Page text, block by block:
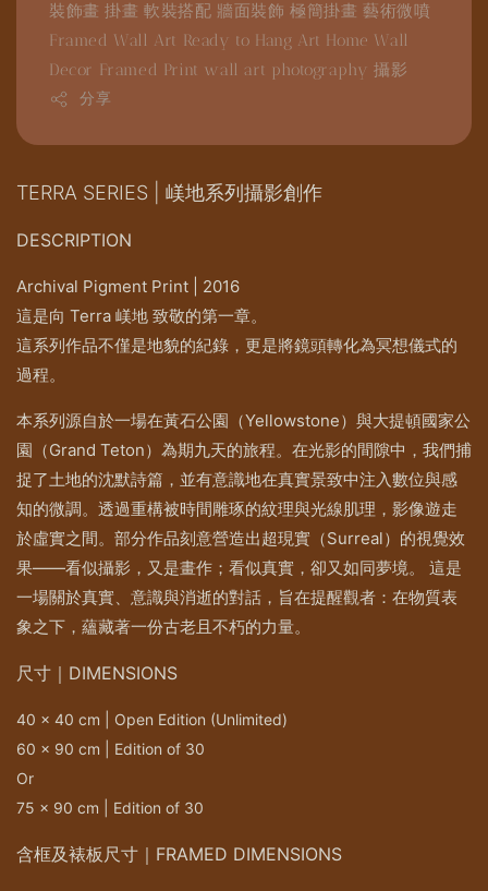
裝飾畫掛畫軟裝搭配 牆面裝飾極簡掛畫藝術微噴
Framed Wall Art Ready to Hang Art Home Wall
Decor Framed Print wall art photography攝影
分享
TERRA SERIES | 嵄地系列攝影創作
DESCRIPTION
Archival Pigment Print | 2016
這是向 Terra 嵄地 致敬的第一章。
這系列作品不僅是地貌的紀錄，更是將鏡頭轉化為冥想儀式的
過程。
本系列源自於一場在黃石公園（Yellowstone）與大提頓國家公
園（Grand Teton）為期九天的旅程。在光影的間隙中，我們捕
捉了土地的沈默詩篇，並有意識地在真實景致中注入數位與感
知的微調。透過重構被時間雕琢的紋理與光線肌理，影像遊走
於虛實之間。部分作品刻意營造出超現實（Surreal）的視覺效
果——看似攝影，又是畫作；看似真實，卻又如同夢境。 這是
一場關於真實、意識與消逝的對話，旨在提醒觀者：在物質表
象之下，蘊藏著一份古老且不朽的力量。
尺寸｜DIMENSIONS
40 x 40 cm | Open Edition (Unlimited)
60 x 90 cm | Edition of 30
Or
75 x 90 cm | Edition of 30
含框及裱板尺寸｜FRAMED DIMENSIONS